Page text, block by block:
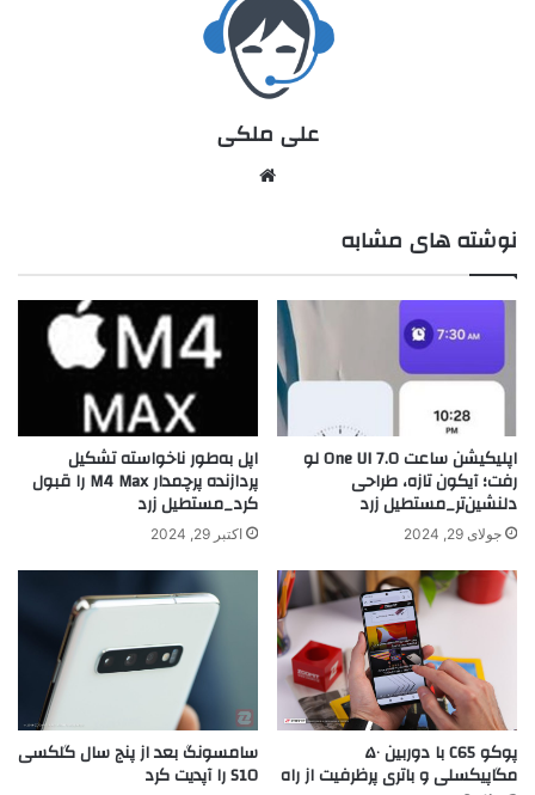
علی ملکی
نوشته های مشابه
اپلیکیشن ساعت One UI 7.0 لو
رفت؛ آیکون تازه، طراحی
دلنشین‌تر_مستطیل زرد
جولای 29, 2024
اپل به‌طور ناخواسته تشکیل
پردازنده پرچمدار M4 Max را قبول
کرد_مستطیل زرد
اکتبر 29, 2024
پوکو C65 با دوربین ۵۰
مگاپیکسلی و باتری پرظرفیت از راه
سامسونگ بعد از پنج سال گلکسی
S10 را آپدیت کرد